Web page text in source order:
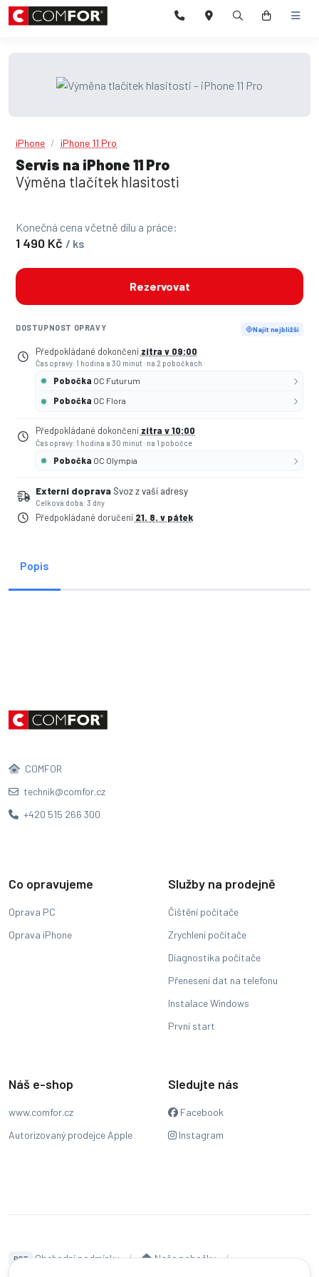
iPhone iPhone 11 Pro
Servis na iPhone 11 Pro
Výměna tlačítek hlasitosti
Konečná cena včetně dílu a práce:
1 490 Kč / ks
Rezervovat
DOSTUPNOST OPRAVY Najít nejbližší
Předpokládané dokončení zítra v 09:00
Čas opravy: 1 hodina a 30 minut · na 2 pobočkách
Pobočka OC Futurum
Pobočka OC Flora
Předpokládané dokončení zítra v 10:00
Čas opravy: 1 hodina a 30 minut · na 1 pobočce
Pobočka OC Olympia
Externí doprava Svoz z vaší adresy
Celková doba: 3 dny
Předpokládané doručení 21. 8. v pátek
Popis
COMFOR
technik@comfor.cz
+420 515 266 300
Co opravujeme
Oprava PC
Oprava iPhone
Služby na prodejně
Čištění počítače
Zrychlení počítače
Diagnostika počítače
Přenesení dat na telefonu
Instalace Windows
První start
Náš e-shop
www.comfor.cz
Autorizovaný prodejce Apple
Sledujte nás
Facebook
Instagram
PDF Obchodní podmínky
Naše pobočky